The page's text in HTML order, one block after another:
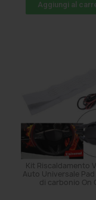
Aggiungi al
Kit Riscaldamento
Auto Universale
di carbonio On